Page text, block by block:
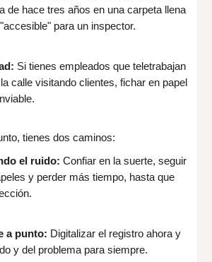
de hace tres años en una carpeta llena
para un inspector.
Si tienes empleados que teletrabajan
calle visitando clientes, fichar en papel
tienes dos caminos:
el ruido: Confiar en la suerte, seguir
y perder más tiempo, hasta que
a punto: Digitalizar el registro ahora y
y del problema para siempre.